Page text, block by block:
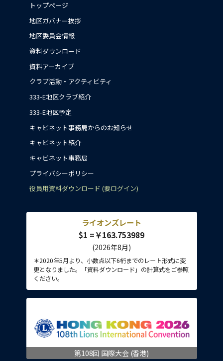
トップページ
地区ガバナー挨拶
地区委員会情報
資料ダウンロード
資料アーカイブ
クラブ活動・アクティビティ
333-E地区クラブ紹介
333-E地区予定
キャビネット事務局からのお知らせ
キャビネット紹介
キャビネット事務局
プライバシーポリシー
役員用資料ダウンロード (要ログイン)
ライオンズレート
$1 =￥163.753989
(2026年8月)
＊2020年5月より、小数点以下6桁までのレート形式に変
更となりました。「資料ダウンロード」の計算式をご参照
ください。
第108回 国際大会 (香港)